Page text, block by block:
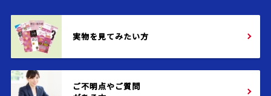
実物を見てみたい方
ご不明点やご質問